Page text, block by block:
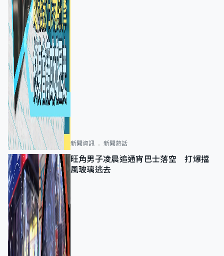
新聞資訊 新聞熱話
旺角男子凌晨追通宵巴士落空 打爆擋
風玻璃逃去